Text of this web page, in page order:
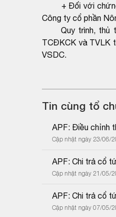
+ Đối với chứng
Công ty cổ phần
Quy trình, thủ
TCĐKCK và TVLK
VSDC.
Tin cùng tổ
APF: Điều chỉnh
Cập nhật ngày 23/06/
APF: Chi trả cổ
Cập nhật ngày 21/05/
APF: Chi trả cổ
Cập nhật ngày 07/05/